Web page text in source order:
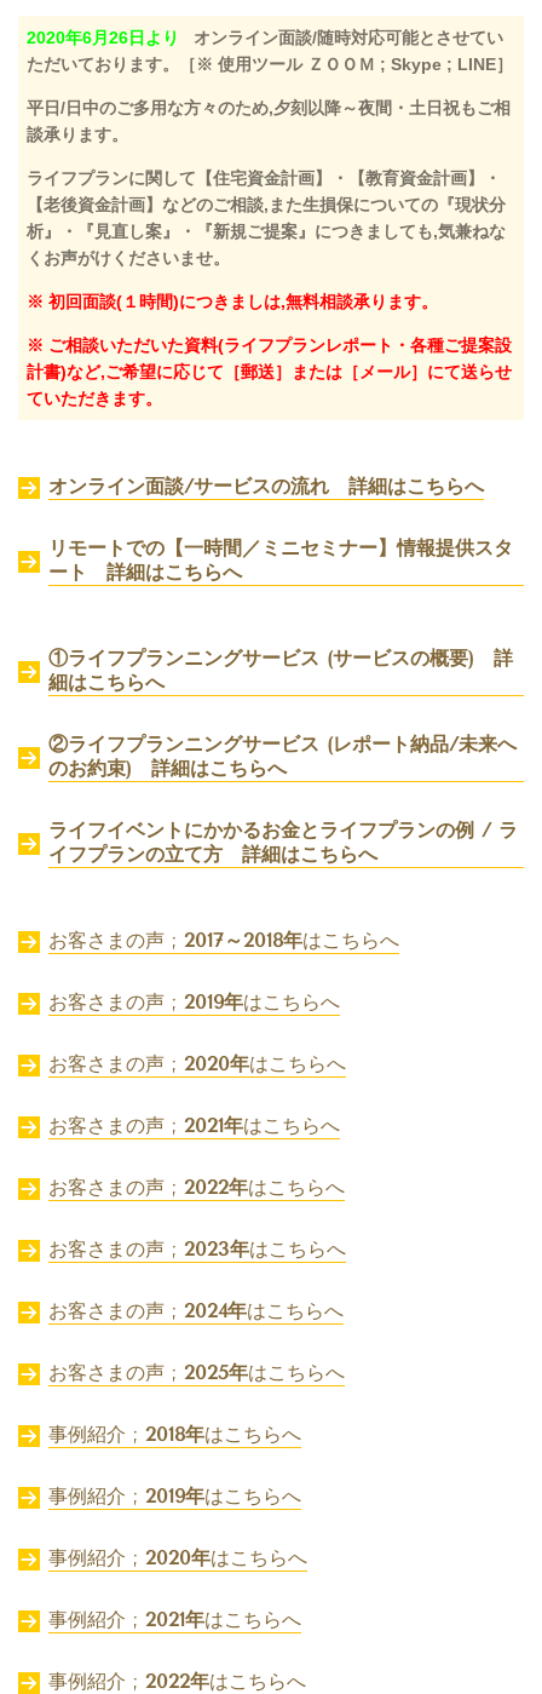
2020年6月26日より
オンライン面談/随時対応可能とさせてい
ただいております。［※ 使用ツール ＺＯＯＭ ; Skype ; LINE］
平日/日中のご多用な方々のため,夕刻以降～夜間・土日祝もご相
談承ります。
ライフプランに関して【住宅資金計画】・【教育資金計画】・
【老後資金計画】などのご相談,また生損保についての『現状分
析』・『見直し案』・『新規ご提案』につきましても,気兼ねな
くお声がけくださいませ。
※ 初回面談(１時間)につきましは,無料相談承ります。
※ ご相談いただいた資料(ライフプランレポート・各種ご提案設
計書)など,ご希望に応じて［郵送］または［メール］にて送らせ
ていただきます。
オンライン面談/サービスの流れ 詳細はこちらへ
リモートでの【一時間／ミニセミナー】情報提供スタ
ート 詳細はこちらへ
①ライフプランニングサービス (サービスの概要) 詳
細はこちらへ
②ライフプランニングサービス (レポート納品/未来へ
のお約束) 詳細はこちらへ
ライフイベントにかかるお金とライフプランの例 / ラ
イフプランの立て方 詳細はこちらへ
お客さまの声 ; 2017～2018年はこちらへ
お客さまの声 ; 2019年はこちらへ
お客さまの声 ; 2020年はこちらへ
お客さまの声 ; 2021年はこちらへ
お客さまの声 ; 2022年はこちらへ
お客さまの声 ; 2023年はこちらへ
お客さまの声 ; 2024年はこちらへ
お客さまの声 ; 2025年はこちらへ
事例紹介 ; 2018年はこちらへ
事例紹介 ; 2019年はこちらへ
事例紹介 ; 2020年はこちらへ
事例紹介 ; 2021年はこちらへ
事例紹介 ; 2022年はこちらへ